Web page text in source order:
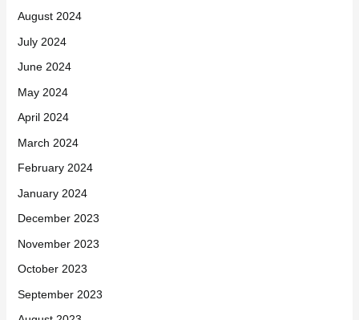
August 2024
July 2024
June 2024
May 2024
April 2024
March 2024
February 2024
January 2024
December 2023
November 2023
October 2023
September 2023